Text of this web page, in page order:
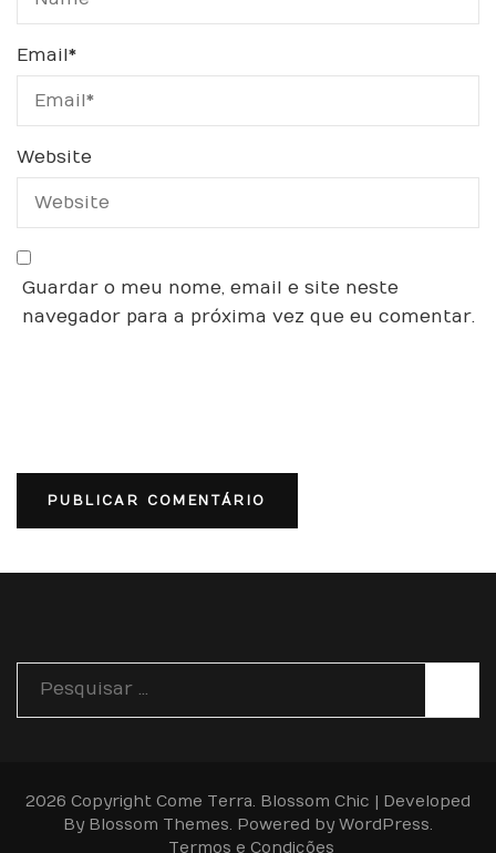
Email*
Website
Guardar o meu nome, email e site neste
navegador para a próxima vez que eu comentar.
Pesquisar
por:
2026 Copyright Come Terra. Blossom Chic | Developed
By Blossom Themes. Powered byWordPress.
Termos e Condições